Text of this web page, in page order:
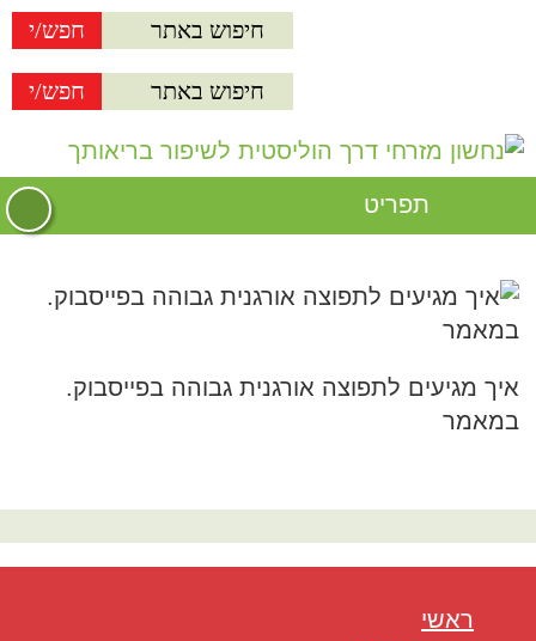
תפריט
איך מגיעים לתפוצה אורגנית גבוהה בפייסבוק.
במאמר
ראשי